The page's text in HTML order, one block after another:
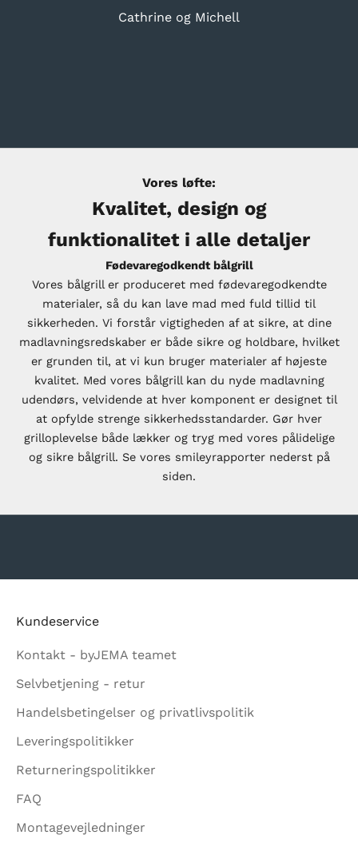
Cathrine og Michell
Vores løfte:
Kvalitet, design og
funktionalitet i alle detaljer
Fødevaregodkendt bålgrill
Vores bålgrill er produceret med fødevaregodkendte
materialer, så du kan lave mad med fuld tillid til
sikkerheden. Vi forstår vigtigheden af at sikre, at dine
madlavningsredskaber er både sikre og holdbare, hvilket
er grunden til, at vi kun bruger materialer af højeste
kvalitet. Med vores bålgrill kan du nyde madlavning
udendørs, velvidende at hver komponent er designet til
at opfylde strenge sikkerhedsstandarder. Gør hver
grilloplevelse både lækker og tryg med vores pålidelige
og sikre bålgrill. Se vores smileyrapporter nederst på
siden.
og ideer til
dit uderum.
er de
og
.
Kundeservice
Kontakt - byJEMA teamet
Selvbetjening - retur
Handelsbetingelser og privatlivspolitik
Leveringspolitikker
Returneringspolitikker
FAQ
Montagevejledninger